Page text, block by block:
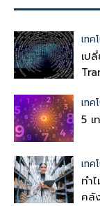
เทค
เป
เทค
5 เ
เทค
ทำ